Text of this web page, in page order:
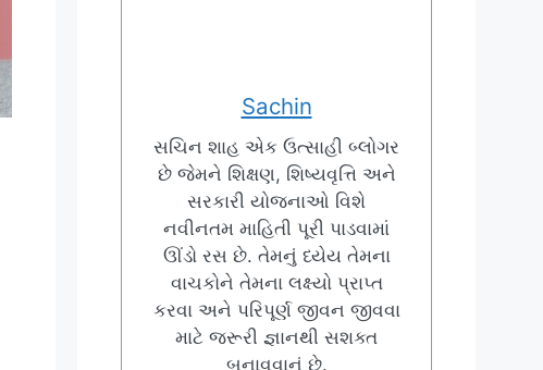
Sachin
સચિન શાહ એક ઉત્સાહી બ્લોગર
છે જેમને શિક્ષણ, શિષ્યવૃત્તિ અને
સરકારી યોજનાઓ વિશે
નવીનતમ માહિતી પૂરી પાડવામાં
ઊંડો રસ છે. તેમનું ધ્યેય તેમના
વાચકોને તેમના લક્ષ્યો પ્રાપ્ત
કરવા અને પરિપૂર્ણ જીવન જીવવા
માટે જરૂરી જ્ઞાનથી સશક્ત
બનાવવાનું છે.